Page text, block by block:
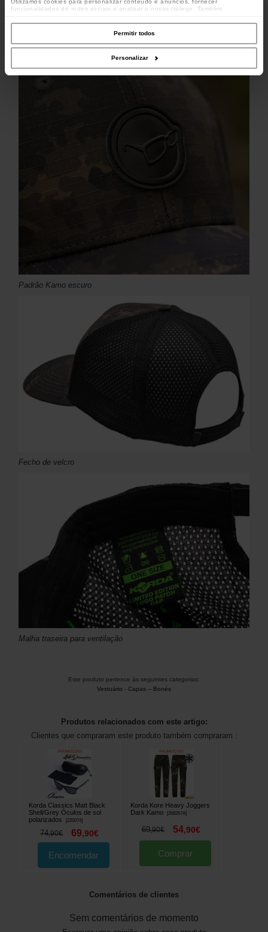
Utilizamos cookies para personalizar conteúdo e anúncios, fornecer
funcionalidades de redes sociais e analisar o nosso tráfego. Também
parceiros de redes sociais, de publicidade e de análise, que as podem combinar
com outras informações que lhes forneceu ou recolhidas por estes a partir da
sua utilização dos respetivos serviços.
Permitir todos
Personalizar
Padrão Kamo escuro
Fecho de velcro
Malha traseira para ventilação
Este produto pertence às seguintes categorias:
Vestuário - Capas – Bonés
Produtos relacionados com este artigo:
Clientes que compraram este produto também compraram :
Korda Classics Matt Black
Shell/Grey Óculos de sol
polarizados
[220074]
74,90€ 69,90€
Encomendar
Korda Kore Heavy Joggers
Dark Kamo
[268267A]
69,90€ 54,90€
Comprar
Comentários de clientes
Sem comentários de momento